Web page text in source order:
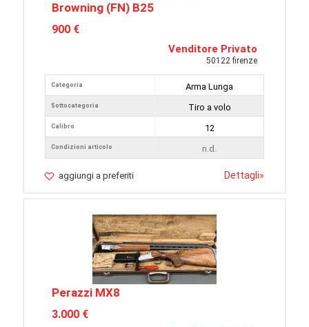
Browning (FN) B25
900 €
Venditore Privato
50122 firenze
Categoria
Sottocategoria
Calibro
Condizioni articolo
Arma Lunga
Tiro a volo
12
n.d.
aggiungi a preferiti Dettagli»
Perazzi MX8
3.000 €